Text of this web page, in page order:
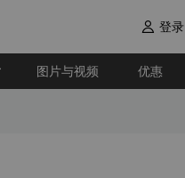
 登录
图片与视频 优惠